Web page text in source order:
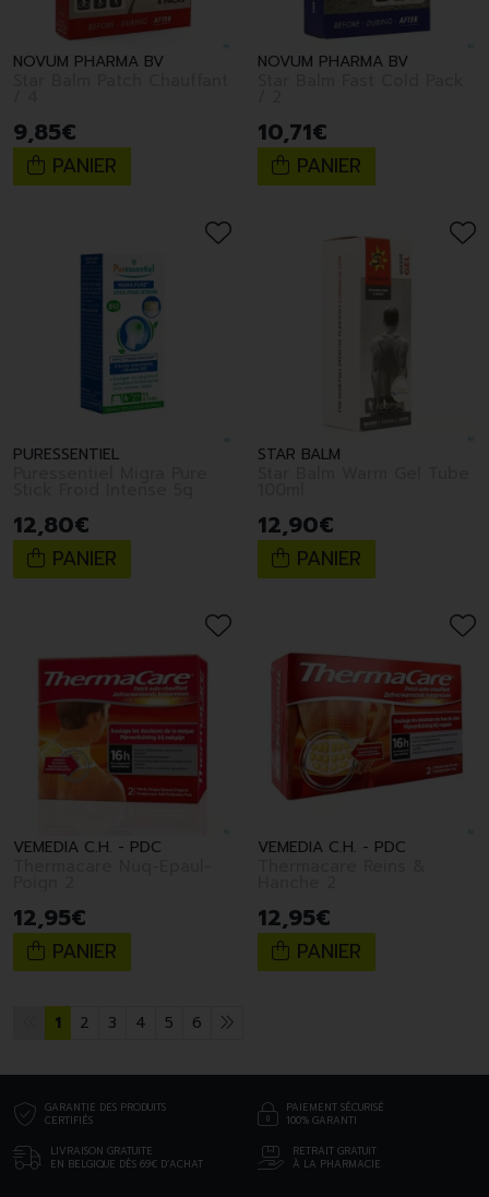
NOVUM PHARMA BV
9,85€
PANIER
NOVUM PHARMA BV
10,71€
PANIER
PURESSENTIEL
12,80€
PANIER
STAR BALM
12,90€
PANIER
VEMEDIA C.H. - PDC
12,95€
PANIER
VEMEDIA C.H. - PDC
12,95€
PANIER
1 2 3 4 5 6
GARANTIE DES PRODUITS
CERTIFIÉS
PAIEMENT SÉCURISÉ
100% GARANTI
LIVRAISON GRATUITE
EN BELGIQUE DÈS 69€ D’ACHAT
RETRAIT GRATUIT
À LA PHARMACIE